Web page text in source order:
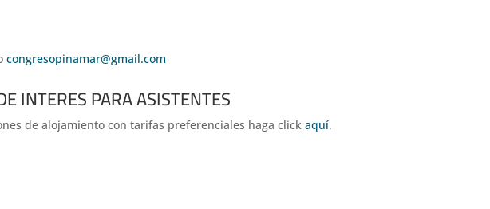
congresopinamar@gmail.com
INTERES PARA ASISTENTES
de alojamiento con tarifas preferenciales haga clickaquí.